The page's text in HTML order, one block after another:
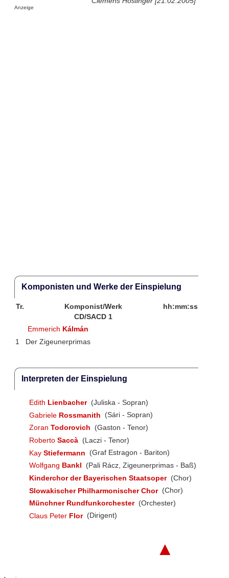
Anzeige
Komponisten und Werke der Einspielung
Tr. Komponist/Werk
hh:mm:ss
CD/SACD 1
Emmerich Kálmán
1
Der Zigeunerprimas
Interpreten der Einspielung
Edith Lienbacher (Juliska - Sopran)
Gabriele Rossmanith
(Sári - Sopran)
Zoran Todorovich
(Gaston - Tenor)
Roberto Saccà (Laczi - Tenor)
Kay Stiefermann
(Graf Estragon - Bariton)
Wolfgang Bankl
(Pali Rácz, Zigeunerprimas - Baß)
Kinderchor der Bayerischen Staatsoper (Chor)
Slowakischer Philharmonischer Chor (Chor)
Münchner Rundfunkorchester (Orchester)
Claus Peter Flor (Dirigent)
▲